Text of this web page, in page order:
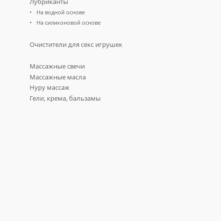
На водной основе
На силиконовой основе
Очистители для секс игрушек
Массажные свечи
Массажные масла
Нуру массаж
Гели, крема, бальзамы